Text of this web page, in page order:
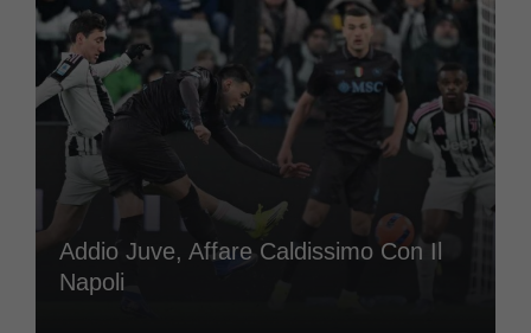
Addio Juve, Affare Caldissimo Con Il
Napoli